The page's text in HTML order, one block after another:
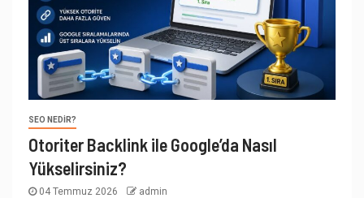
SEO NEDIR?
Otoriter Backlink ile Google’da Nasıl
Yükselirsiniz?
04 Temmuz 2026 admin